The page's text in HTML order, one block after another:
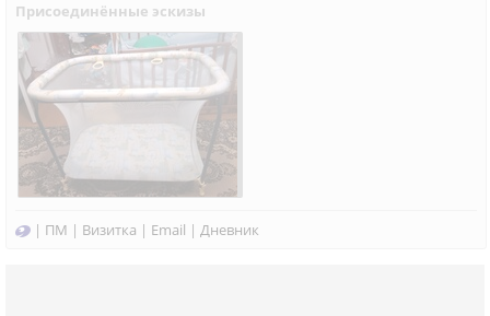
Присоединённые эскизы
| ПМ | Визитка | Email | Дневник